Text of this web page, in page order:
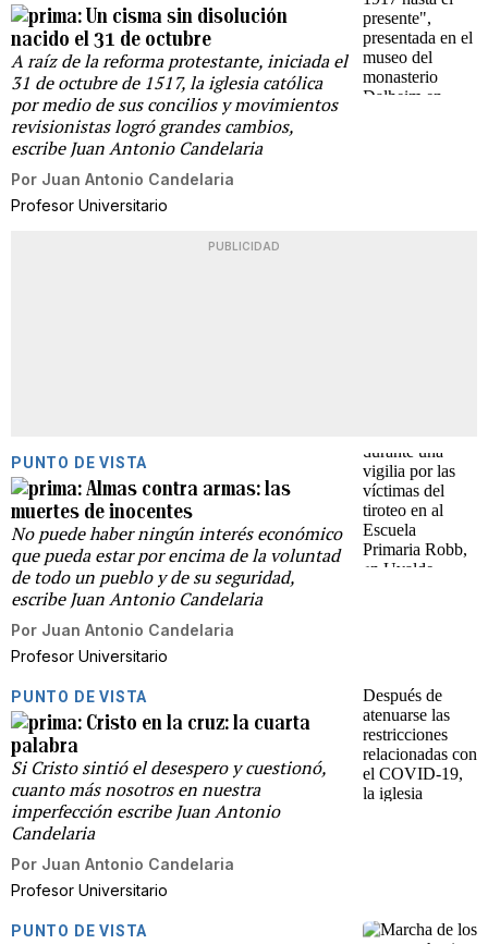
Un cisma sin disolución
nacido el 31 de octubre
A raíz de la reforma protestante, iniciada el
31 de octubre de 1517, la iglesia católica
por medio de sus concilios y movimientos
revisionistas logró grandes cambios,
escribe Juan Antonio Candelaria
Por Juan Antonio Candelaria
Profesor Universitario
PUBLICIDAD
PUNTO DE VISTA
Almas contra armas: las
muertes de inocentes
No puede haber ningún interés económico
que pueda estar por encima de la voluntad
de todo un pueblo y de su seguridad,
escribe Juan Antonio Candelaria
Por Juan Antonio Candelaria
Profesor Universitario
PUNTO DE VISTA
Cristo en la cruz: la cuarta
palabra
Si Cristo sintió el desespero y cuestionó,
cuanto más nosotros en nuestra
imperfección escribe Juan Antonio
Candelaria
Por Juan Antonio Candelaria
Profesor Universitario
PUNTO DE VISTA